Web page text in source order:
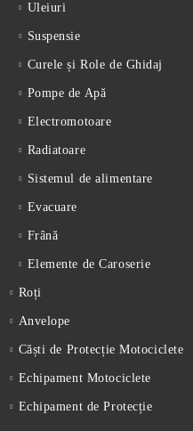
Uleiuri
Suspensie
Curele și Role de Ghidaj
Pompe de Apă
Electromotoare
Radiatoare
Sistemul de alimentare
Evacuare
Frână
Elemente de Caroserie
Roți
Anvelope
Căști de Protecție Motociclete
Echipament Motociclete
Echipament de Protecție